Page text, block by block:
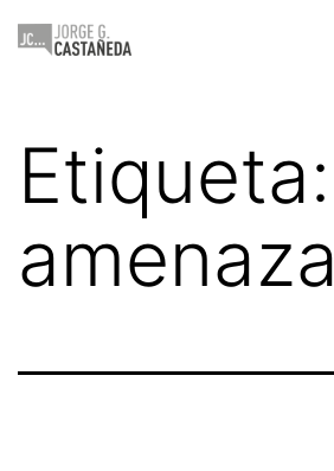
Saltar
Jorge
Etiqueta:
amenaza